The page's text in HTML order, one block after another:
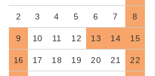
2 3 4 5 6 7 8
9 10 11 12 13 14 15
16 17 18 19 20 21 22